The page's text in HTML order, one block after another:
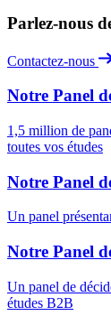
Parlez-nous
Contactez-nous
Notre Panel
1,5 million de
toutes vos études
Notre Panel
Un panel
Notre Panel
Un panel de
études B2B